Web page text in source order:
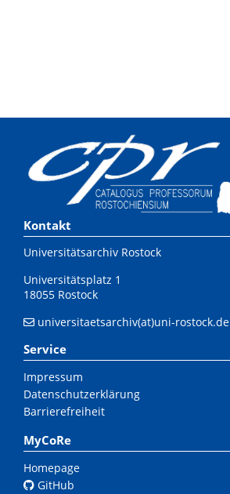
Kontakt
Universitätsarchiv Rostock
Universitätsplatz 1
18055 Rostock
universitaetsarchiv(at)uni-rostock.de
Service
Impressum
Datenschutzerklärung
Barrierefreiheit
MyCoRe
Homepage
GitHub